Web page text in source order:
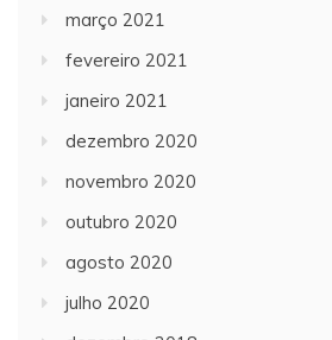
março 2021
fevereiro 2021
janeiro 2021
dezembro 2020
novembro 2020
outubro 2020
agosto 2020
julho 2020